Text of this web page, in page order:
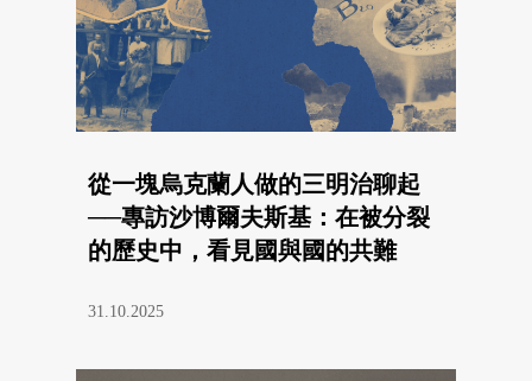
從一塊烏克蘭人做的三明治聊起
──專訪沙博爾夫斯基：在被分裂
的歷史中，看見國與國的共難
31.10.2025